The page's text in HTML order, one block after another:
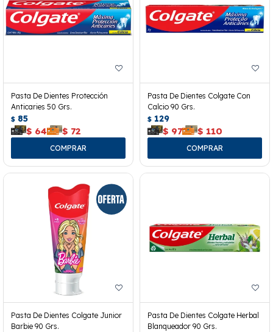
Pasta De Dientes Protección
Anticaries 50 Grs.
$ 85
$ 64 $ 72
Pasta De Dientes Colgate Con
Calcio 90 Grs.
$ 129
$ 97 $ 110
Pasta De Dientes Colgate Junior
Barbie 90 Grs.
Pasta De Dientes Colgate Herbal
Blanqueador 90 Grs.